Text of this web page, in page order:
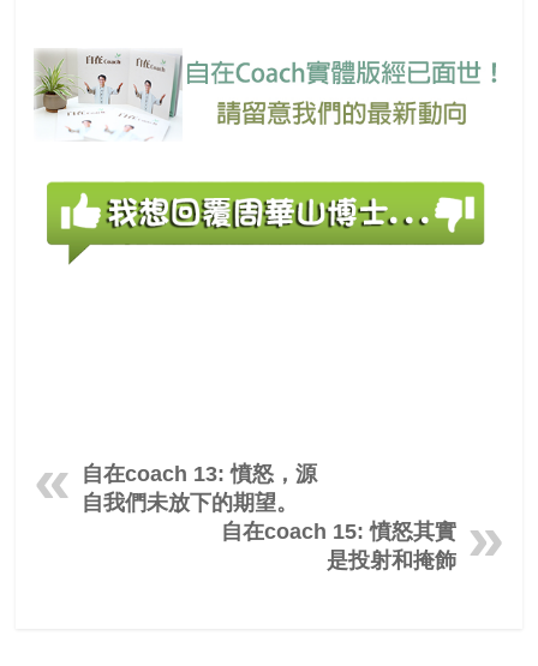
自在coach 13: 憤怒，源
自我們未放下的期望。
自在coach 15: 憤怒其實
是投射和掩飾